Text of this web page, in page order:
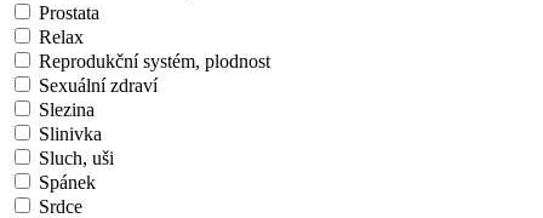
Prostata
Relax
Reprodukční systém, plodnost
Sexuální zdraví
Slezina
Slinivka
Sluch, uši
Spánek
Srdce